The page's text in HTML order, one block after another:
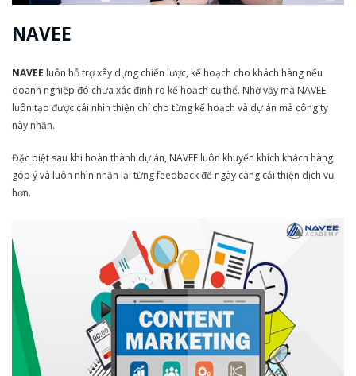
NAVEE
NAVEE luôn hỗ trợ xây dựng chiến lược, kế hoạch cho khách hàng nếu
doanh nghiệp đó chưa xác định rõ kế hoạch cụ thể. Nhờ vậy mà NAVEE
luôn tạo được cái nhìn thiện chí cho từng kế hoạch và dự án mà công ty
này nhận.
Đặc biệt sau khi hoàn thành dự án, NAVEE luôn khuyến khích khách hàng
góp ý và luôn nhìn nhận lại từng feedback để ngày càng cải thiện dịch vụ
hơn.